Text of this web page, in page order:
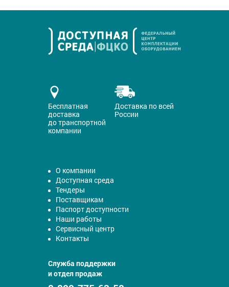
Бесплатная
доставка
до транспортной
компании
Доставка по всей
России
О компании
Доступная среда
Тендеры
Поставщикам
Паспорт доступности
Наши работы
Сервисный центр
Контакты
Служба поддержки
и отдел продаж